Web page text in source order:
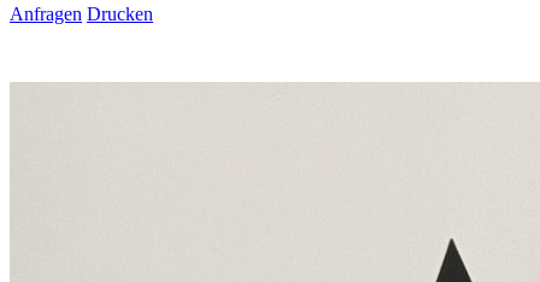
Anfragen Drucken